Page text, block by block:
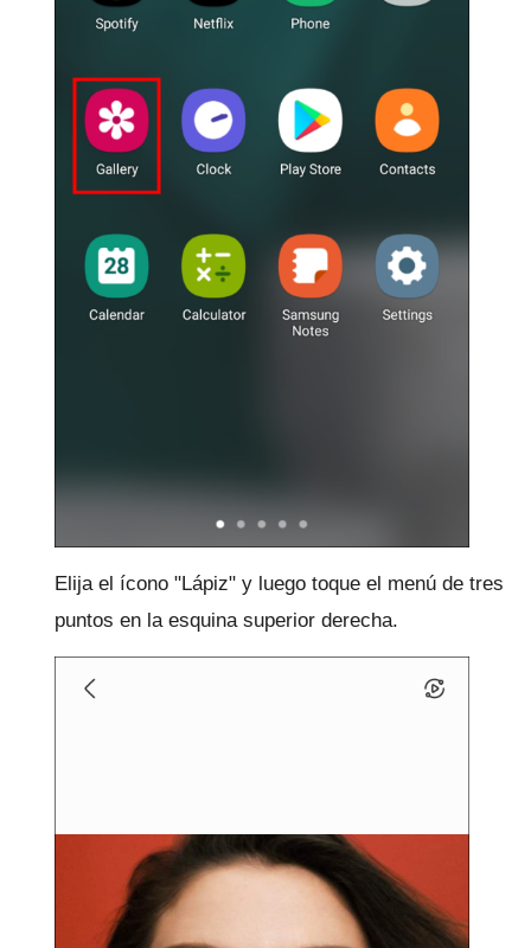
Elija el ícono "Lápiz" y luego toque el menú de tres
puntos en la esquina superior derecha.